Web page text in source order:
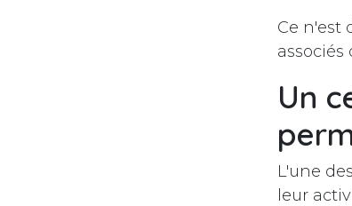
Ce n'est
Un
L'une
leur